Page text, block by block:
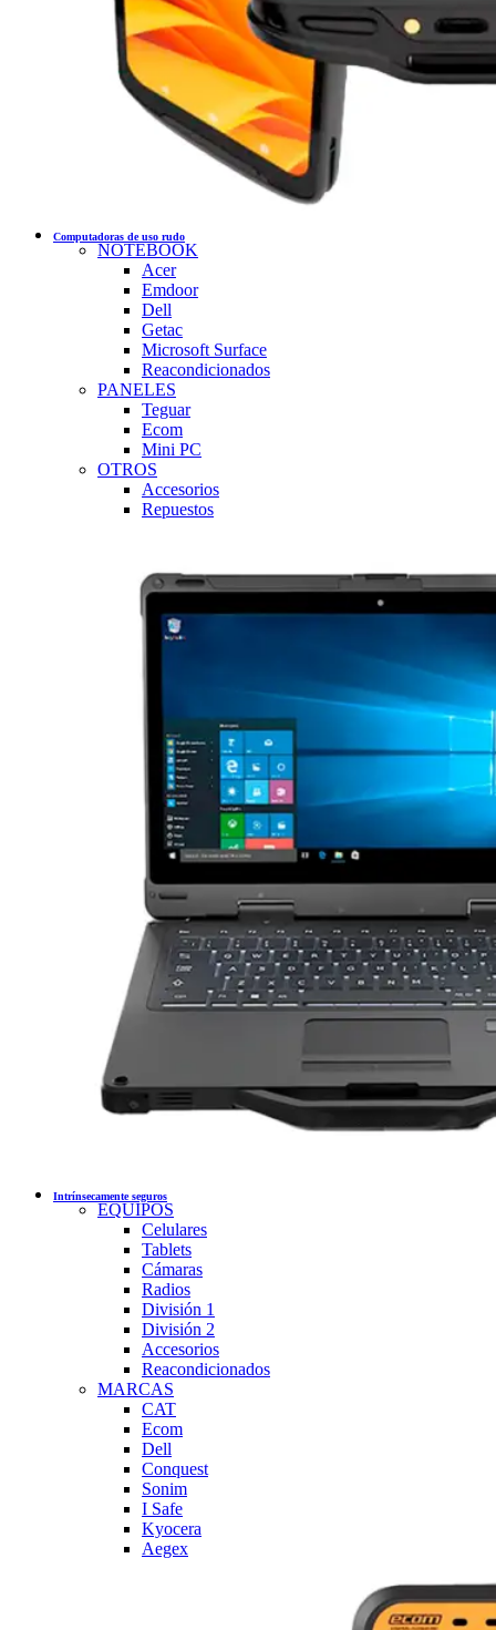
Computadoras de uso rudo
NOTEBOOK
Acer
Emdoor
Dell
Getac
Microsoft Surface
Reacondicionados
PANELES
Teguar
Ecom
Mini PC
OTROS
Accesorios
Repuestos
Intrínsecamente seguros
EQUIPOS
Celulares
Tablets
Cámaras
Radios
División 1
División 2
Accesorios
Reacondicionados
MARCAS
CAT
Ecom
Dell
Conquest
Sonim
I Safe
Kyocera
Aegex